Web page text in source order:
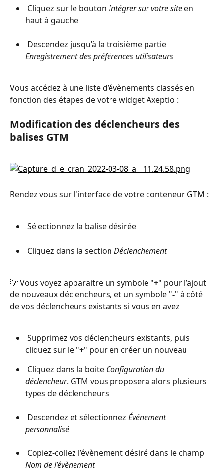
Cliquez sur le bouton Intégrer sur votre site en
haut à gauche
Descendez jusqu’à la troisième partie
Enregistrement des préférences utilisateurs
Vous accédez à une liste d’évènements classés en
fonction des étapes de votre widget Axeptio :
Modification des déclencheurs des
balises GTM
Rendez vous sur l'interface de votre conteneur GTM :
Sélectionnez la balise désirée
Cliquez dans la section Déclenchement
💡 Vous voyez apparaitre un symbole "+" pour l’ajout
de nouveaux déclencheurs, et un symbole "-" à côté
de vos déclencheurs existants si vous en avez
cliquez sur le "+" pour en créer un nouveau
Cliquez dans la boite Configuration du
déclencheur. GTM vous proposera alors plusieurs
types de déclencheurs
Descendez et sélectionnez Événement
personnalisé
Copiez-collez l’évènement désiré dans le champ
Nom de l’évènement